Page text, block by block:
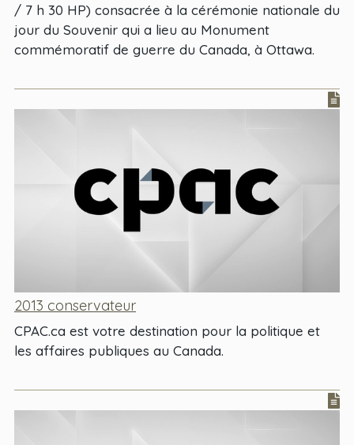
/ 7 h 30 HP) consacrée à la cérémonie nationale du
jour du Souvenir qui a lieu au Monument
commémoratif de guerre du Canada, à Ottawa.
2013 conservateur
CPAC.ca est votre destination pour la politique et
les affaires publiques au Canada.